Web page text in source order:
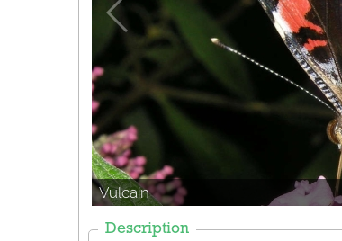
Vulcain
Description